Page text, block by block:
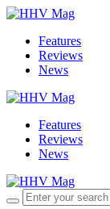
Features
Reviews
News
Features
Reviews
News